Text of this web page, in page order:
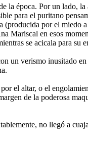
la época. Por un lado,
para el puritano
(producida por el miedo
Mariscal en esos
se acicala para su
un verismo inusitado
el altar, o el
de la poderosa
no llegó a